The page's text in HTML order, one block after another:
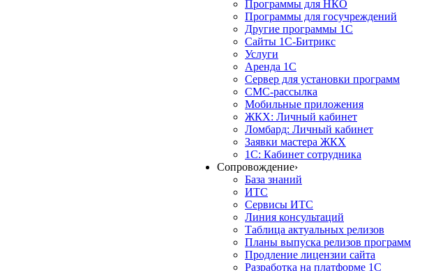
Программы для НКО
Программы для госучреждений
Другие программы 1С
Сайты 1С-Битрикс
Услуги
Аренда 1С
Сервер для установки программ
СМС-рассылка
Мобильные приложения
ЖКХ: Личный кабинет
Ломбард: Личный кабинет
Заявки мастера ЖКХ
1С: Кабинет сотрудника
Сопровождение›
База знаний
ИТС
Сервисы ИТС
Линия консультаций
Таблица актуальных релизов
Планы выпуска релизов программ
Продление лицензии сайта
Разработка на платформе 1С